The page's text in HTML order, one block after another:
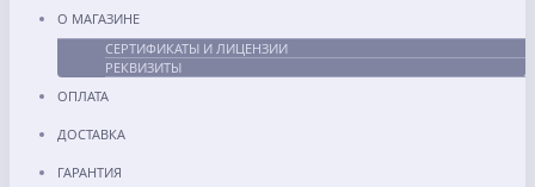
О МАГАЗИНЕ
СЕРТИФИКАТЫ И ЛИЦЕНЗИИ
РЕКВИЗИТЫ
ОПЛАТА
ДОСТАВКА
ГАРАНТИЯ